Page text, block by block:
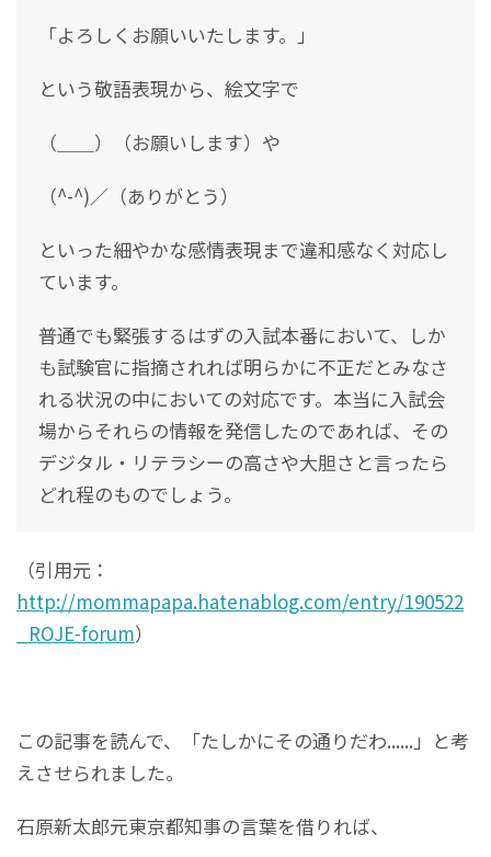
「よろしくお願いいたします。」
という敬語表現から、絵文字で
（＿＿）（お願いします）や
（^-^)／（ありがとう）
といった細やかな感情表現まで違和感なく対応し
ています。
普通でも緊張するはずの入試本番において、しか
も試験官に指摘されれば明らかに不正だとみなさ
れる状況の中においての対応です。本当に入試会
場からそれらの情報を発信したのであれば、その
デジタル・リテラシーの高さや大胆さと言ったら
どれ程のものでしょう。
（引用元：
http://mommapapa.hatenablog.com/entry/190522
_ROJE-forum）
この記事を読んで、「たしかにその通りだわ......」と考
えさせられました。
石原新太郎元東京都知事の言葉を借りれば、